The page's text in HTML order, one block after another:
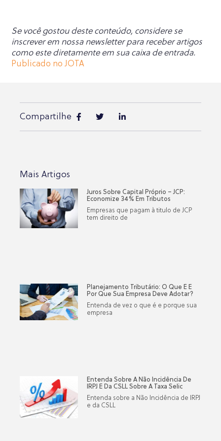
Se você gostou deste conteúdo, considere se
inscrever em nossa newsletter para receber artigos
como este diretamente em sua caixa de entrada.
Publicado no JOTA
Compartilhe
Mais Artigos
Juros Sobre Capital Próprio – JCP:
Economize 34% Em Tributos
Empresas que pagam à titulo de JCP
tem direito de
Planejamento Tributário: O Que É E
Por Que Sua Empresa Deve Adotar?
Entenda de vez o que é e porque sua
empresa
Entenda Sobre A Não Incidência De
IRPJ E Da CSLL Sobre A Taxa Selic
Entenda sobre a Não Incidência de IRPJ
e da CSLL